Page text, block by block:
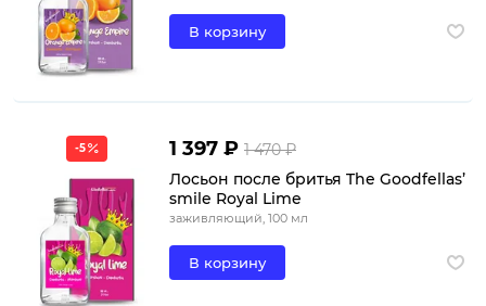
В корзину
-5 1 397 ₽ 1 470 ₽
Лосьон после бритья The Goodfellas’
smile Royal Lime
заживляющий, 100 мл
В корзину